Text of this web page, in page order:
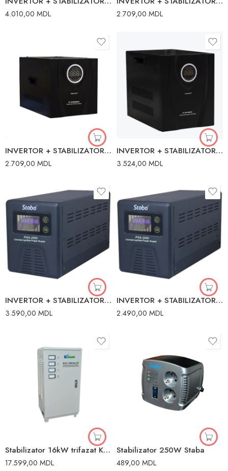
4.010,00 MDL 2.709,00 MDL
INVERTOR + STABILIZATOR CST-T500VA 300W 12VDC
2.709,00 MDL
INVERTOR + STABILIZATOR CST-T800VA 480W 12VDC
3.524,00 MDL
INVERTOR + STABILIZATOR PSA-2000 1200W 140-275V 24VDC STABA
3.590,00 MDL
INVERTOR + STABILIZATOR PSA-800 500W 140-275V 12VDC STABA
2.490,00 MDL
Stabilizator 16kW trifazat Kasan
17.599,00 MDL
Stabilizator 250W Staba
489,00 MDL